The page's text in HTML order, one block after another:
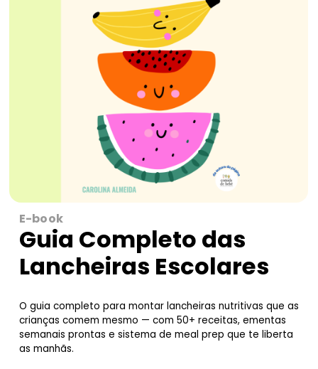
Informações
E-book
Guia Completo das
Lancheiras Escolares
O guia completo para montar lancheiras nutritivas que as
crianças comem mesmo — com 50+ receitas, ementas
semanais prontas e sistema de meal prep que te liberta
as manhãs.